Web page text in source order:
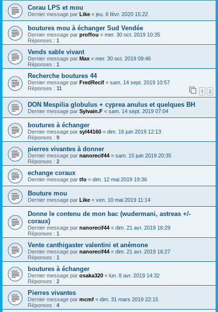
Corau LPS et mou
Dernier message par Like « jeu. 6 févr. 2020 15:22
boutures mou à échanger Sud Vendée
Dernier message par proffou « mer. 30 oct. 2019 10:35
Réponses : 1
Vends sable vivant
Dernier message par Max « mer. 30 oct. 2019 09:46
Réponses : 1
Recherche boutures 44
Dernier message par FredRecif « sam. 14 sept. 2019 10:57
Réponses : 11 1 2
DON Mespilia globulus + cyprea anulus et quelques BH
Dernier message par Sylvain.F « sam. 14 sept. 2019 07:04
boutures à échanger
Dernier message par syl44160 « dim. 16 juin 2019 12:13
Réponses : 9
pierres vivantes à donner
Dernier message par nanorecif44 « sam. 15 juin 2019 20:35
Réponses : 2
echange coraux
Dernier message par tfo « dim. 12 mai 2019 19:36
Bouture mou
Dernier message par Like « ven. 10 mai 2019 11:14
Donne le contenu de mon bac (wudermani, astreas +/-
coraux)
Dernier message par nanorecif44 « dim. 21 avr. 2019 16:29
Réponses : 1
Vente canthigaster valentini et anémone
Dernier message par nanorecif44 « dim. 21 avr. 2019 16:27
Réponses : 1
boutures à échanger
Dernier message par osaka320 « lun. 8 avr. 2019 14:32
Réponses : 2
Pierres vivantes
Dernier message par mcmf « dim. 31 mars 2019 22:15
Réponses : 4